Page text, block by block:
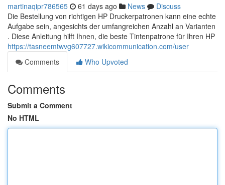
martinaqipr786565 61 days ago News
Discuss
Die Bestellung von richtigen HP Druckerpatronen kann eine echte
Aufgabe sein, angesichts der umfangreichen Anzahl an Varianten
. Diese Anleitung hilft Ihnen, die beste Tintenpatrone für Ihren HP
https://tasneemtwvg607727.wikicommunication.com/user
Comments
Who Upvoted
Comments
Submit a Comment
No HTML